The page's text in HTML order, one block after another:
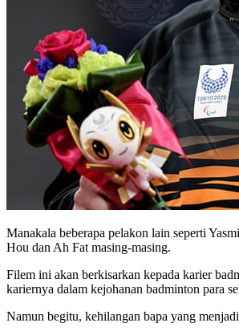
Manakala beberapa pelakon lain seperti
Hou dan Ah Fat masing-masing.
Filem ini akan berkisarkan kepada karier
kariernya dalam kejohanan badminton para
Namun begitu, kehilangan bapa yang